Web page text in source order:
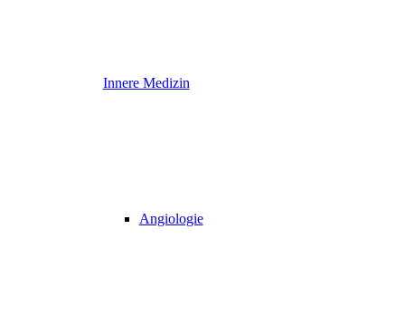
Innere Medizin
Angiologie